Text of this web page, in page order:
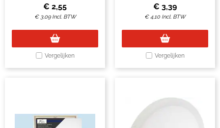
€ 2,55
€ 3,09 Incl. BTW
Vergelijken
€ 3,39
€4,10 Incl. BTW
Vergelijken